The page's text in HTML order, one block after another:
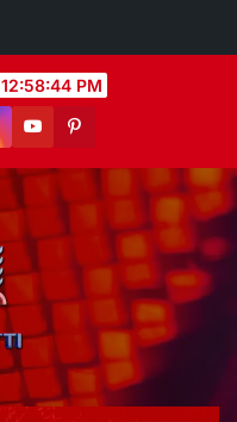
12:58:46 PM